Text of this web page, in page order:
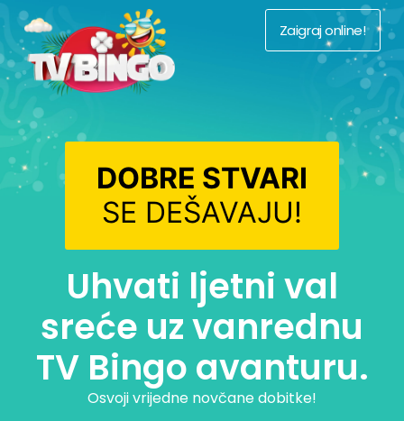
Zaigraj online!
DOBRE STVARI
SE DEŠAVAJU!
Uhvati ljetni val
sreće uz vanrednu
TV Bingo avanturu.
Osvoji vrijedne novčane dobitke!